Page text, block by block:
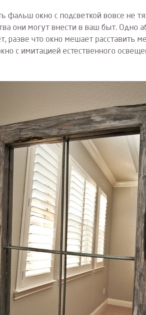
фальш окно с подсветкой вовсе не
они могут внести в ваш быт. Одно
разве что окно мешает расставить
с имитацией естественного